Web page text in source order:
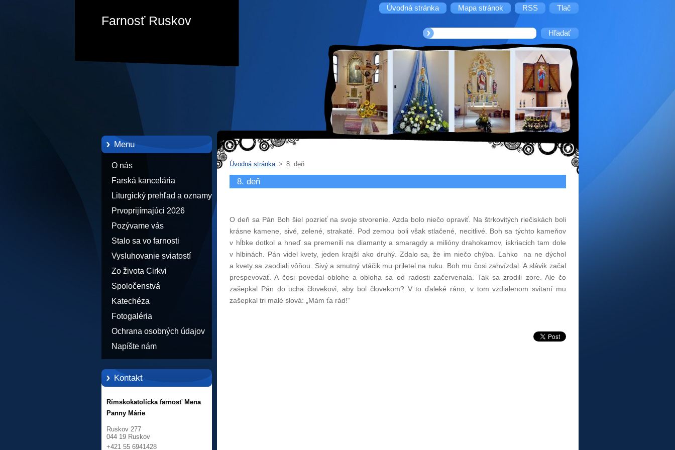
Úvodná stránka Mapa stránok RSS Tlač
Farnosť Ruskov
Menu
O nás
Farská kancelária
Liturgický prehľad a oznamy
Prvoprijímajúci 2026
Pozývame vás
Stalo sa vo farnosti
Vysluhovanie sviatostí
Zo života Cirkvi
Spoločenstvá
Katechéza
Fotogaléria
Ochrana osobných údajov
Napíšte nám
Kontakt
Rímskokatolícka farnosť Mena
Panny Márie
Ruskov 277
044 19 Ruskov
+421 55 6941428
Úvodná stránka > 8. deň
8. deň
O deň sa Pán Boh šiel pozrieť na svoje stvorenie. Azda bolo niečo opraviť. Na štrkovitých riečiskách boli
krásne kamene, sivé, zelené, strakaté. Pod zemou boli však stlačené, necitlivé. Boh sa týchto kameňov
v hĺbke dotkol a hneď sa premenili na diamanty a smaragdy a milióny drahokamov, iskriacich tam dole
v hlbinách. Pán videl kvety, jeden krajší ako druhý. Zdalo sa, že im niečo chýba. Ľahko na ne dýchol
a kvety sa zaodiali vôňou. Sivý a smutný vtáčik mu priletel na ruku. Boh mu čosi zahvízdal. A slávik začal
prespevovať. A čosi povedal oblohe a obloha sa od radosti začervenala. Tak sa zrodili zore. Ale čo
zašepkal Pán do ucha človekovi, aby bol človekom? V to ďaleké ráno, v tom vzdialenom svitaní mu
zašepkal tri malé slová: „Mám ťa rád!“